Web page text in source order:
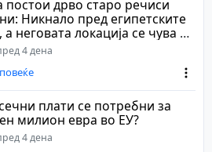
постои дрво старо речиси
Никнало пред египетските
неговата локација се чува во
4 дена
плати се потребни за
милион евра во ЕУ?
4 дена